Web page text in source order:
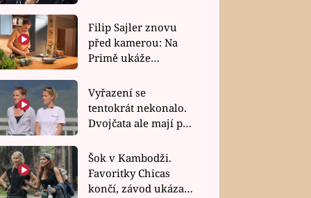
Filip Sajler znovu
před kamerou: Na
Primě ukáže
rychlé recepty
Vyřazení se
tentokrát nekonalo.
Dvojčata ale mají po
závodu nůž na krku
Šok v Kambodži.
Favoritky Chicas
končí, závod ukázal